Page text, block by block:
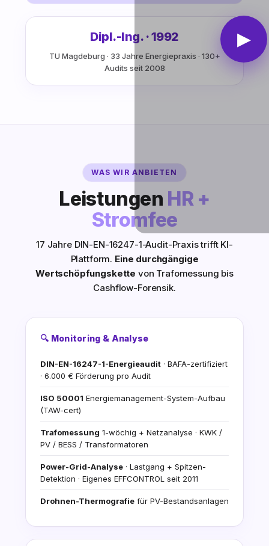
▶
Dipl.-Ing. · 1992
TU Magdeburg · 33 Jahre Energiepraxis · 130+
Audits seit 2008
WAS WIR ANBIETEN
Leistungen HR +
Stromfee
17 Jahre DIN-EN-16247-1-Audit-Praxis trifft KI-
Plattform. Eine durchgängige
Wertschöpfungskette von Trafomessung bis
Cashflow-Forensik.
🔍 Monitoring & Analyse
DIN-EN-16247-1-Energieaudit · BAFA-zertifiziert
· 6.000 € Förderung pro Audit
ISO 50001 Energiemanagement-System-Aufbau
(TAW-cert)
Trafomessung 1-wöchig + Netzanalyse · KWK /
PV / BESS / Transformatoren
Power-Grid-Analyse · Lastgang + Spitzen-
Detektion · Eigenes EFFCONTROL seit 2011
Drohnen-Thermografie für PV-Bestandsanlagen